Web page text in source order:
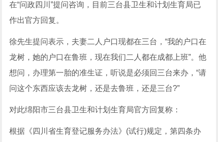
在“问政四川”提问咨询，目前三台县卫生和计划生育局已
作出官方回复。
徐先生提问表示，夫妻二人户口现都在三台，“我的户口在
龙树，她的户口在鲁班，现在我们二人都在成都上班”。他
想问，办理第一胎的准生证，听说是必须回三台来办，“请
问这个东西应该去龙树，还是去鲁班，还是三台?”
对此绵阳市三台县卫生和计划生育局官方回复称：
根据《四川省生育登记服务办法》(试行)规定，第四条办